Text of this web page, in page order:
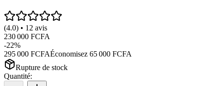
(4.0) • 12 avis
230 000 FCFA
-22%
295 000 FCFAÉconomisez 65 000 FCFA
Rupture de stock
Quantité: